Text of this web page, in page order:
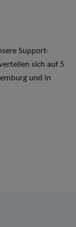
Support-
sich auf 5
und in